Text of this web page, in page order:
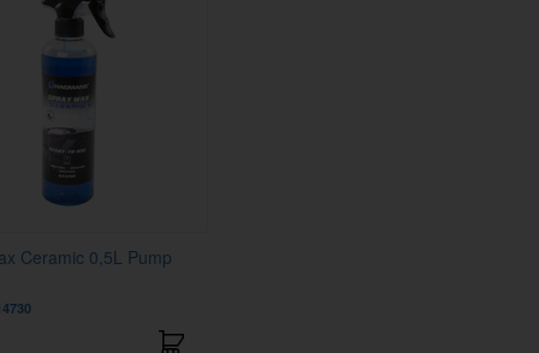
Ceramic 0,5L Pump